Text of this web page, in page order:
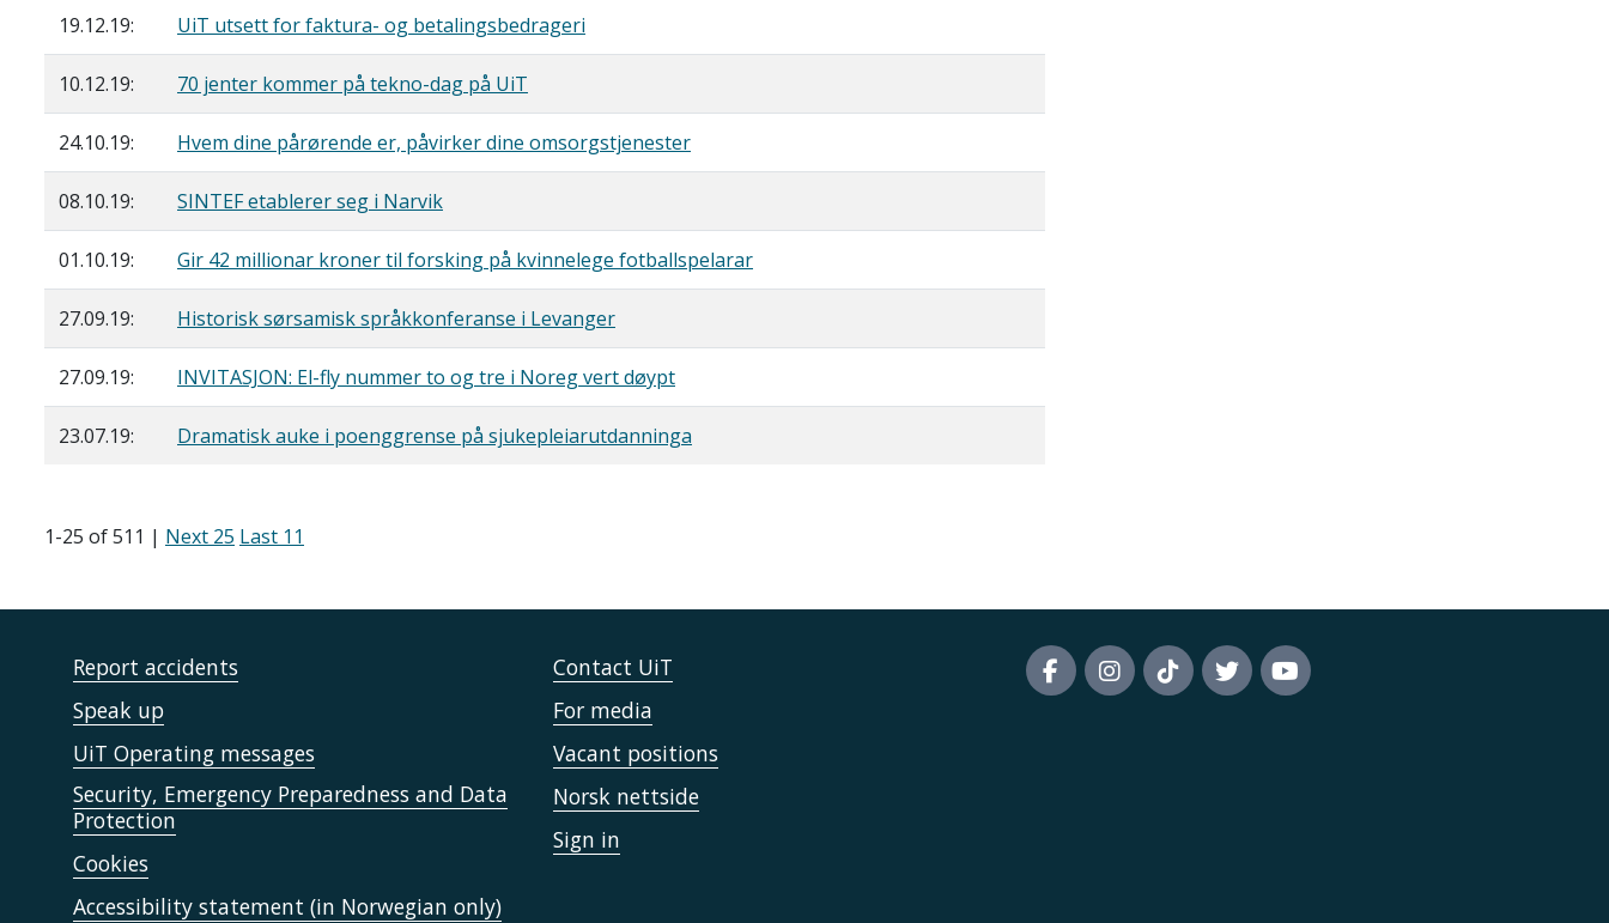
19.12.19: UiT utsett for faktura- og betalingsbedrageri
10.12.19: 70 jenter kommer på tekno-dag på UiT
24.10.19: Hvem dine pårørende er, påvirker dine omsorgstjenester
08.10.19: SINTEF etablerer seg i Narvik
01.10.19: Gir 42 millionar kroner til forsking på kvinnelege fotballspelarar
27.09.19: Historisk sørsamisk språkkonferanse i Levanger
27.09.19: INVITASJON: El-fly nummer to og tre i Noreg vert døypt
23.07.19: Dramatisk auke i poenggrense på sjukepleiarutdanninga
1-25 of 511 | Next 25 Last 11
Report accidents
Speak up
UiT Operating messages
Security, Emergency Preparedness and Data
Protection
Cookies
Accessibility statement (in Norwegian only)
Contact UiT
For media
Vacant positions
Norsk nettside
Sign in